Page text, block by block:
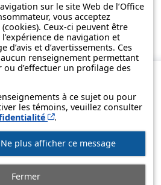
sur le site Web de l’Office
vous acceptez
Ceux-ci peuvent être
de navigation et
d’avis et d’avertissements. Ces
renseignement permettant
ou d’effectuer un profilage des
à ce sujet ou pour
les témoins, veuillez consulter
Cet hyperlien s’ouvrira
.
plus afficher ce message
Fermer
le fonds »